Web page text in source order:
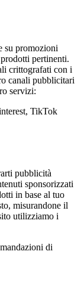
su promozioni
pertinenti.
crittografati con i
canali pubblicitari
servizi:
TikTok
pubblicità
sponsorizzati
in base al tuo
misurandone il
utilizziamo i
di